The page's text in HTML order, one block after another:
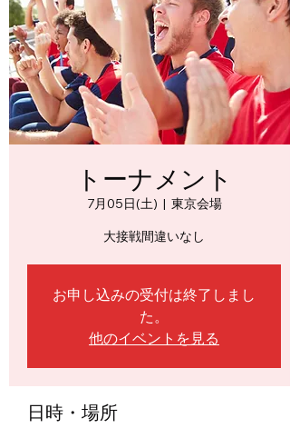
トーナメント
7月05日(土)
  |
東京会場
大接戦間違いなし
お申し込みの受付は終了しまし
た。
他のイベントを見る
日時・場所